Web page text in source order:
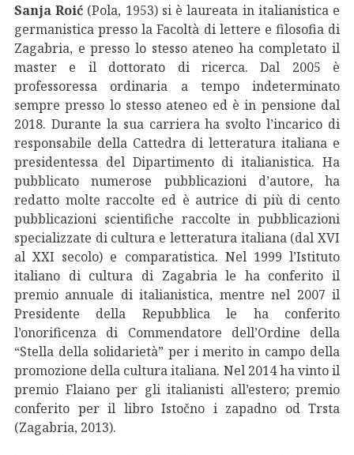
Sanja Roić (Pola, 1953) si è laureata in italianistica e
germanistica presso la Facoltà di lettere e filosofia di
Zagabria, e presso lo stesso ateneo ha completato il
master e il dottorato di ricerca. Dal 2005 è
professoressa ordinaria a tempo indeterminato
sempre presso lo stesso ateneo ed è in pensione dal
2018. Durante la sua carriera ha svolto l’incarico di
responsabile della Cattedra di letteratura italiana e
presidentessa del Dipartimento di italianistica. Ha
pubblicato numerose pubblicazioni d’autore, ha
redatto molte raccolte ed è autrice di più di cento
pubblicazioni scientifiche raccolte in pubblicazioni
specializzate di cultura e letteratura italiana (dal XVI
al XXI secolo) e comparatistica. Nel 1999 l’Istituto
italiano di cultura di Zagabria le ha conferito il
premio annuale di italianistica, mentre nel 2007 il
Presidente della Repubblica le ha conferito
l’onorificenza di Commendatore dell’Ordine della
“Stella della solidarietà” per i merito in campo della
promozione della cultura italiana. Nel 2014 ha vinto il
premio Flaiano per gli italianisti all’estero; premio
conferito per il libro Istočno i zapadno od Trsta
(Zagabria, 2013).